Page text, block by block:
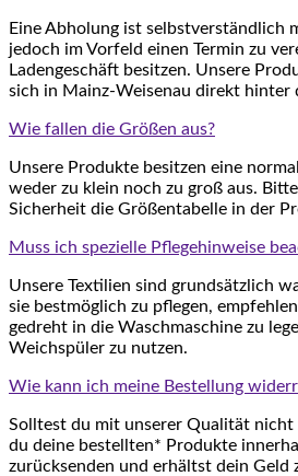
Eine Abholung ist selbstverständlich
jedoch im Vorfeld einen Termin zu
Ladengeschäft besitzen. Unsere
sich in Mainz-Weisenau direkt hinter
Wie fallen die Größen aus?
Unsere Produkte besitzen eine
weder zu klein noch zu groß aus.
Sicherheit die Größentabelle in der
Muss ich spezielle Pflegehinweise
Unsere Textilien sind grundsätzlich
sie bestmöglich zu pflegen,
gedreht in die Waschmaschine zu
Weichspüler zu nutzen.
Wie kann ich meine Bestellung
Solltest du mit unserer Qualität nicht
du deine bestellten* Produkte
zurücksenden und erhältst dein Geld